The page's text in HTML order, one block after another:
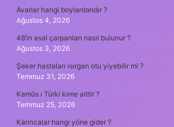
Avarlar hangi boylardandır ?
Ağustos 4, 2026
48’in asal çarpanları nasıl bulunur ?
Ağustos 3, 2026
Şeker hastaları ısırgan otu yiyebilir mi ?
Temmuz 31, 2026
Kamûs ı Türki kime aittir ?
Temmuz 25, 2026
Karıncalar hangi yöne gider ?